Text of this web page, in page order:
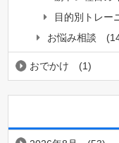
目的別トレー
お悩み相談
おでかけ (1)